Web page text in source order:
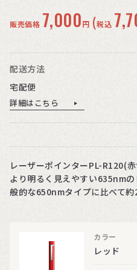
販売価格 7,000円 (税込
配送方法
宅配便
詳細はこちら
レーザーポインターPL-R120(
より明るく見えやすい635nm
般的な650nmタイプに比べて約
カラー
レッド